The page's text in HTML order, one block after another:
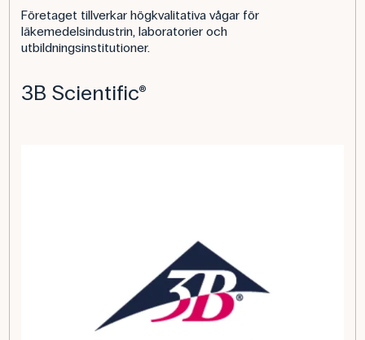
Företaget tillverkar högkvalitativa vågar för
läkemedelsindustrin, laboratorier och
utbildningsinstitutioner.
3B Scientific®